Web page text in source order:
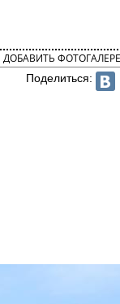
ДОБАВИТЬ
Поделиться: